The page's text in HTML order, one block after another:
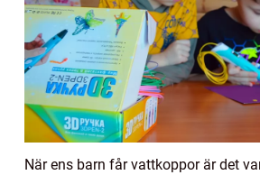
När ens barn får vattkoppor är det